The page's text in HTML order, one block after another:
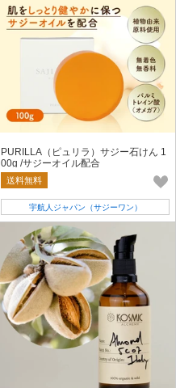
PURILLA（ピュリラ）サジー石けん 1
00g /サジーオイル配合
送料無料
宇航人ジャパン（サジーワン）